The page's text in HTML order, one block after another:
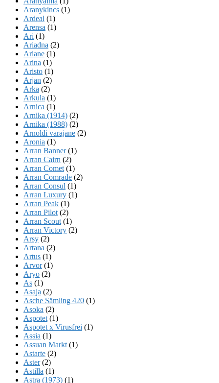
Aranykincs (1)
Ardeal (1)
Arensa (1)
Ari (1)
Ariadna (2)
Ariane (1)
Arina (1)
Aristo (1)
Arjan (2)
Arka (2)
Arkula (1)
Arnica (1)
Arnika (1914) (2)
Arnika (1988) (2)
Arnoldi varajane (2)
Aronia (1)
Arran Banner(1)
Arran Cairn (2)
Arran Comet (1)
Arran Comrade (2)
Arran Consul (1)
Arran Luxury (1)
Arran Peak (1)
Arran Pilot (2)
Arran Scout (1)
Arran Victory (2)
Arsy (2)
Artana (2)
Artus (1)
Arvor(1)
Aryo (2)
As (1)
Asaja (2)
Asche Sämling 420 (1)
Asoka (2)
Aspotet (1)
Aspotet x Virusfrei (1)
Assia (1)
Assuan Markt (1)
Astarte (2)
Aster(2)
Astilla (1)
Astra (1973) (1)